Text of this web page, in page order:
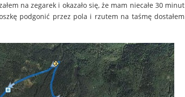
na zegarek i okazało się, że mam niecałe 30 minut
podgonić przez pola i rzutem na taśmę dostałem